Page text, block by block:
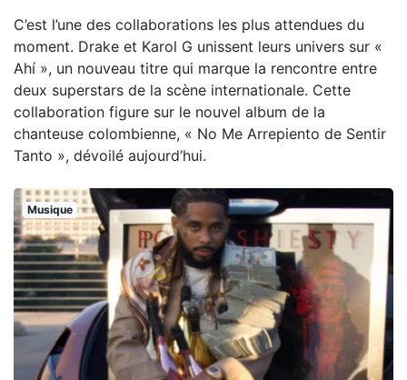
C’est l’une des collaborations les plus attendues du
moment. Drake et Karol G unissent leurs univers sur «
Ahí », un nouveau titre qui marque la rencontre entre
deux superstars de la scène internationale. Cette
collaboration figure sur le nouvel album de la
chanteuse colombienne, « No Me Arrepiento de Sentir
Tanto », dévoilé aujourd’hui.
Musique